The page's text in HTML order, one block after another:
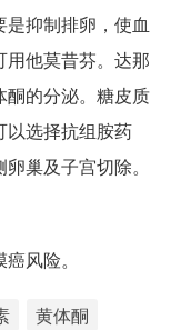
抑制排卵，使血
他莫昔芬。达那
酮的分泌。糖皮质
以选择抗组胺药
巢及子宫切除。
风险。
黄体酮